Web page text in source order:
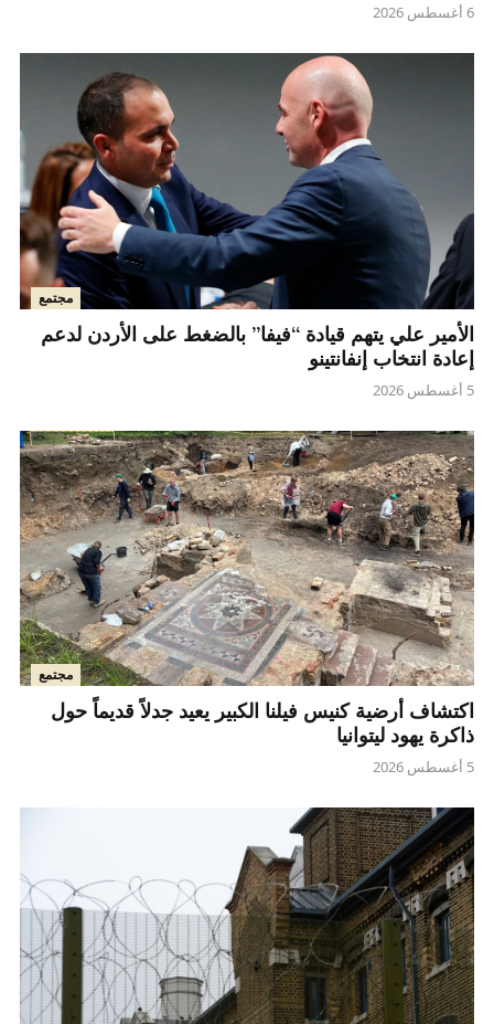
6 أغسطس 2026
مجتمع
الأمير علي يتهم قيادة “فيفا” بالضغط على الأردن لدعم
إعادة انتخاب إنفانتينو
5 أغسطس 2026
مجتمع
اكتشاف أرضية كنيس فيلنا الكبير يعيد جدلاً قديماً حول
ذاكرة يهود ليتوانيا
5 أغسطس 2026